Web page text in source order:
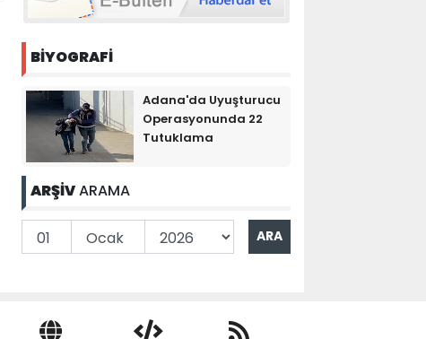
BİYOGRAFİ
Adana'da Uyuşturucu
Operasyonunda 22
Tutuklama
ARŞİVARAMA